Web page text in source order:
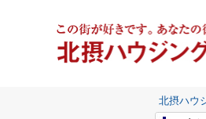
北摂ハウ